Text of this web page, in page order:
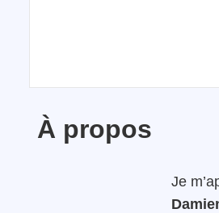
À propos
Je